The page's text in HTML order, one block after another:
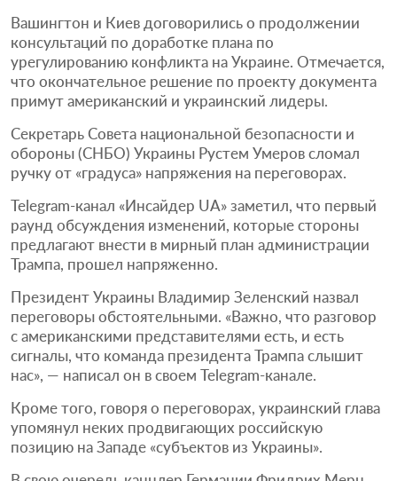
Вашингтон и Киев договорились о продолжении
консультаций по доработке плана по
урегулированию конфликта на Украине. Отмечается,
что окончательное решение по проекту документа
примут американский и украинский лидеры.
Секретарь Совета национальной безопасности и
обороны (СНБО) Украины Рустем Умеров сломал
ручку от «градуса» напряжения на переговорах.
Telegram-канал «Инсайдер UA» заметил, что первый
раунд обсуждения изменений, которые стороны
предлагают внести в мирный план администрации
Трампа, прошел напряженно.
Президент Украины Владимир Зеленский назвал
переговоры обстоятельными. «Важно, что разговор
с американскими представителями есть, и есть
сигналы, что команда президента Трампа слышит
нас», — написал он в своем Telegram-канале.
Кроме того, говоря о переговорах, украинский глава
упомянул неких продвигающих российскую
позицию на Западе «субъектов из Украины».